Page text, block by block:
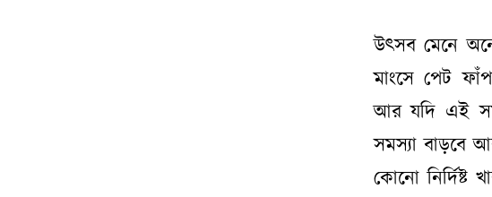
উৎসব মেনে
মাংসে পেট
আর যদি এই
সমস্যা বাড়বে
কোনো নির্দিষ্ট